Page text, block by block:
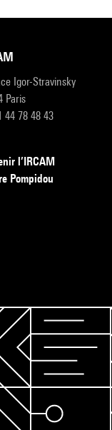
Igor-Stravinsky
Paris
44 78 48 43
l’IRCAM
Pompidou